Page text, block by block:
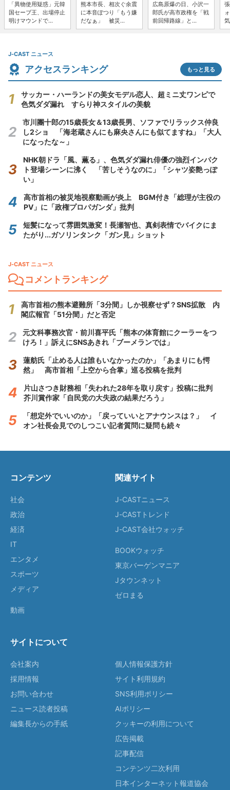
「異物使用疑惑」元韓
国セーブ王、出場停止
明けマウンドで...
熊本市長、相次ぐ余震
に本音ぽつり「もう嫌
だなぁ」 被災...
広島原爆の日、小沢一
郎氏が高市政権を「戦
前回帰路線」と...
J-CAST ニュース
アクセスランキング もっと見る
サッカー・ハーランドの美女モデル恋人、超ミニ丈ワンピで
色気ダダ漏れ すらり神スタイルの美貌
市川團十郎の15歳長女＆13歳長男、ソファでリラックス仲良
し2ショ 「海老蔵さんにも麻央さんにも似てますね」「大人
になったな～」
NHK朝ドラ「風、薫る」、色気ダダ漏れ俳優の強烈インパク
ト登場シーンに沸く 「苦しそうなのに」「シャツ姿艶っぽ
い」
高市首相の被災地視察動画が炎上 BGM付き「総理が主役の
PV」に「政権プロパガンダ」批判
短髪になって雰囲気激変！長瀬智也、真剣表情でバイクにま
たがり...ガソリンタンク「ガン見」ショット
J-CAST ニュース
コメントランキング
高市首相の熊本避難所「3分間」しか視察せず？SNS拡散 内
閣広報官「51分間」だと否定
元文科事務次官・前川喜平氏「熊本の体育館にクーラーをつ
けろ！」訴えにSNSあきれ「ブーメランでは」
蓮舫氏「止める人は誰もいなかったのか」「あまりにも愕
然」 高市首相「上空から合掌」巡る投稿を批判
片山さつき財務相「失われた28年を取り戻す」投稿に批判
芥川賞作家「自民党の大失政の結果だろう」
「想定外でいいのか」「戻っていいとアナウンスは？」 イ
オン社長会見でのしつこい記者質問に疑問も続々
コンテンツ
社会
政治
経済
IT
エンタメ
スポーツ
メディア
動画
関連サイト
J-CASTニュース
J-CASTトレンド
J-CAST会社ウォッチ
BOOKウォッチ
東京バーゲンマニア
Jタウンネット
ゼロまる
サイトについて
会社案内
採用情報
お問い合わせ
ニュース読者投稿
編集長からの手紙
個人情報保護方針
サイト利用規約
SNS利用ポリシー
AIポリシー
クッキーの利用について
広告掲載
記事配信
コンテンツ二次利用
日本インターネット報道協会